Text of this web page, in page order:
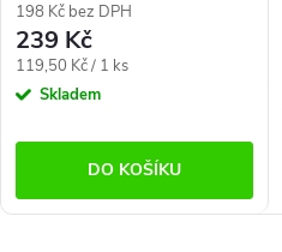
198 Kč bez DPH
239 Kč
Měrná
cena:
119,50 Kč / 1 ks
Skladem
DO KOŠÍKU